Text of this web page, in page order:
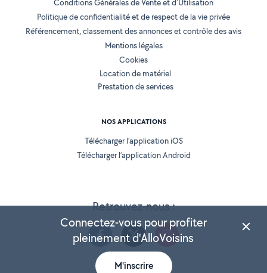
Retrouvez-nous :
Conditions Générales de Vente et d'Utilisation
Politique de confidentialité et de respect de la vie privée
Référencement, classement des annonces et contrôle des avis
Mentions légales
Cookies
Location de matériel
Prestation de services
NOS APPLICATIONS
Télécharger l’application iOS
Télécharger l’application Android
Connectez-vous pour profiter
pleinement d'AlloVoisins
M'inscrire